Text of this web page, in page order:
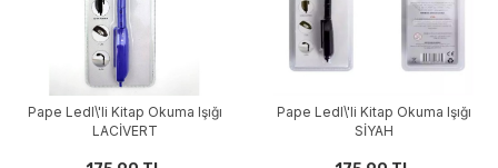
Pape Ledl\'li Kitap Okuma Işığı
LACİVERT
Pape Ledl\'li Kitap Okuma Işığı
SİYAH